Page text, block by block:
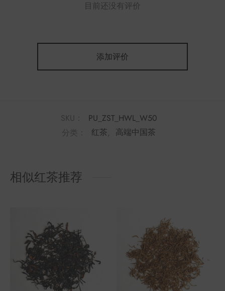
目前还没有评价
添加评价
SKU：
PU_ZST_HWL_W50
分类：
红茶, 高端中国茶
相似红茶推荐